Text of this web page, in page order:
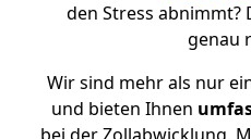
den Stress abnimmt?
genau
Wir sind mehr als nur
und bieten Ihnen